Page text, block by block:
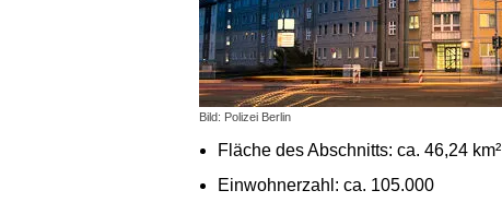
Bild: Polizei Berlin
Fläche des Abschnitts: ca. 46,24 km²
Einwohnerzahl: ca. 105.000